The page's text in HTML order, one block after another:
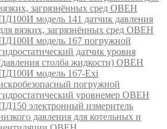
загрязнённых сред ОВЕН
модель 141 датчик давления
вязких, загрязнённых сред ОВЕН
модель 167 погружной
датчик уровня
столба жидкости) ОВЕН
модель 167-Exi
погружной
уровнемер ОВЕН
электронный измеритель
давления для котельных и